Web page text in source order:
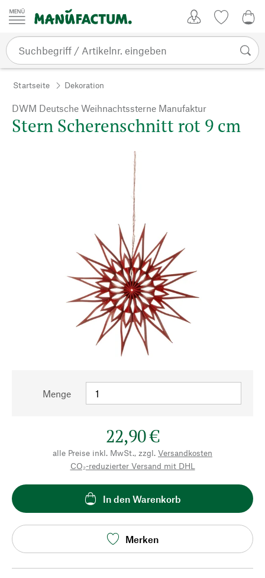
Zum Inhalt springen
Startseite Dekoration
DWM Deutsche Weihnachtssterne Manufaktur
Stern Scherenschnitt rot 9 cm
Menge
22,90 €
alle Preise inkl. MwSt., zzgl. Versandkosten
CO₂-reduzierter Versand mit DHL
In den Warenkorb
Merken